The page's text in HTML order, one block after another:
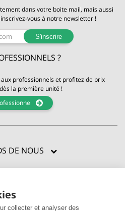
collecter et analyser des
dans votre boite mail, mais aussi
vous à notre newsletter !
S'inscrire
?
professionnels et profitez de prix
la première unité !
DE NOUS
D'AIDE ?